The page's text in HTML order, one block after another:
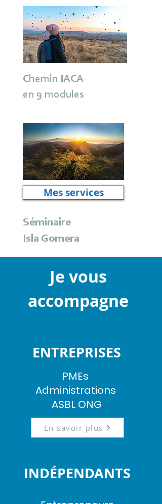
Chemin IACA
en 9 modules
Mes services
Séminaire
Isla Gomera
Je vous
accompagne
ENTREPRISES
PMEs
Administrations
ASBL ONG
En savoir plus
INDÉPENDANTS